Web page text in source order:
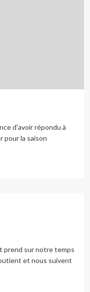
d'avoir répondu à
pour la saison
prend sur notre temps
et nous suivent